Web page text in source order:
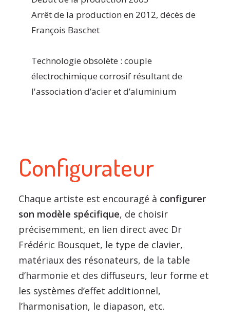
Arrêt de la production en 2012, décès de
François Baschet
Technologie obsolète : couple
électrochimique corrosif résultant de
l'association d’acier et d’aluminium
Configurateur
Chaque artiste est encouragé à configurer
son modèle spécifique, de choisir
précisemment, en lien direct avec Dr
Frédéric Bousquet, le type de clavier,
matériaux des résonateurs, de la table
d’harmonie et des diffuseurs, leur forme et
les systèmes d’effet additionnel,
l’harmonisation, le diapason, etc.